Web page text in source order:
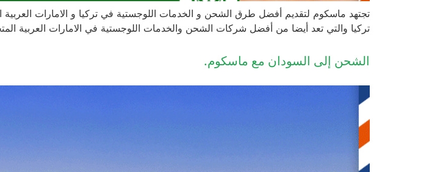
تجتهد ماسكوم لتقديم أفضل طرق الشحن و الخدمات اللوجستية في تركيا و الامارات
تركيا والتي تعد أيضا من أفضل شركات الشحن والخدمات اللوجستية في الامارات العربية
الشحن إلى السودان مع ماسكوم.